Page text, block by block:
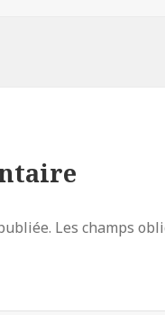
Les champs